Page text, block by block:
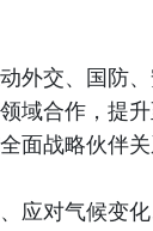
外交、国防
域合作，提
面战略伙伴关
应对气候变